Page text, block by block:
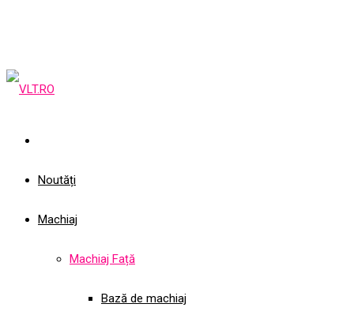
Noutăți
Machiaj
Machiaj Față
Bază de machiaj